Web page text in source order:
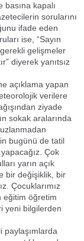
basına kapalı
sorularını
ifade eden
ise, “Sayın
gelişmeler
diyerek yanıtsız
açıklama yapan
verilere
ziyade
sokak aralarında
bugünü de tatil
Çok
yarın açık
bir değişiklik, bir
Çocuklarımız
eğitim öğretim
yeni bilgilerden
paylaşımlarda